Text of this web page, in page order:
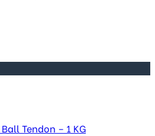
Tendon – 1 KG